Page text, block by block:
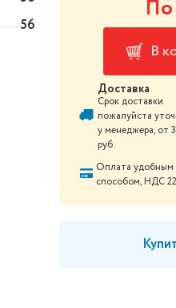
56
По
В
Доставка
Срок доставки
пожалуйста
у менеджера, от
руб.
Оплата удобным
способом, НДС